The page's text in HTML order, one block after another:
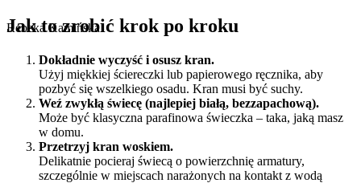
Rebeka Kamińska
Jak to zrobić krok po kroku
Dokładnie wyczyść i osusz kran.
Użyj miękkiej ściereczki lub papierowego ręcznika, aby
pozbyć się wszelkiego osadu. Kran musi być suchy.
Weź zwykłą świecę (najlepiej białą, bezzapachową).
Może być klasyczna parafinowa świeczka – taka, jaką masz
w domu.
Przetrzyj kran woskiem.
Delikatnie pocieraj świecą o powierzchnię armatury,
szczególnie w miejscach narażonych na kontakt z wodą